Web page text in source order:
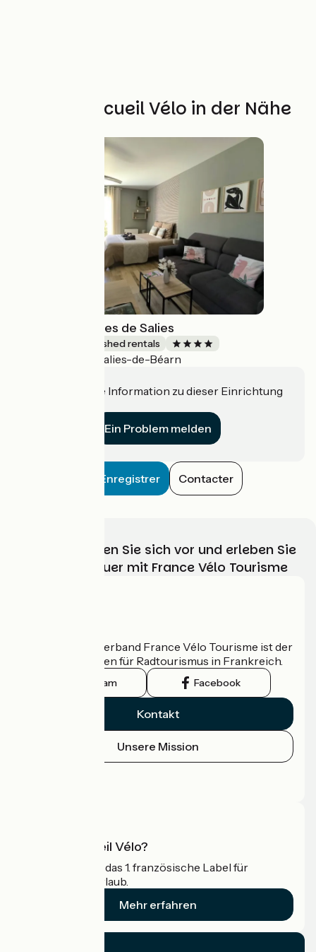
Weitere Accueil Vélo in der Nähe
Studio Les Treilles de Salies
Lodgings and furnished rentals
Salies-de-Béarn
Haben Sie eine Information zu dieser Einrichtung
Ein Problem melden
Enregistrer Contacter
Wählen, bereiten Sie sich vor und erleben Sie
Ihr Radabenteuer mit France Vélo Tourisme
Der nationale Verband France Vélo Tourisme ist der
offizielle Leitfaden für Radtourismus in Frankreich.
Instagram Facebook
Kontakt
Unsere Mission
Was ist Accueil Vélo?
Accueil Vélo ist das 1. französische Label für
Radfahrer im Urlaub.
Mehr erfahren